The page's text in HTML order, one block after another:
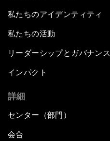
私たちのアイデンティティ
私たちの活動
リーダーシップとガバナンス
インパクト
詳細
センター（部門）
会合